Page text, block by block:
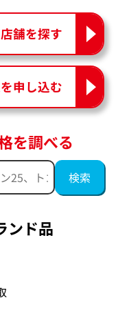
舗を探す
申し込む
を調べる
ンド品